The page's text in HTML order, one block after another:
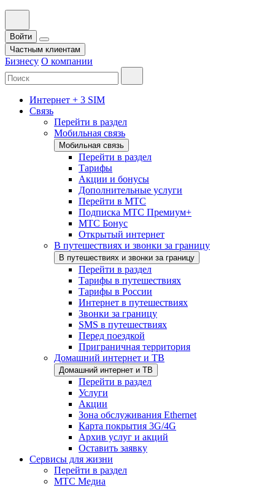
Войти
Частным клиентам
Бизнесу О компании
Интернет + 3 SIM
Связь
Перейти в раздел
Мобильная связь
Мобильная связь
Перейти в раздел
Тарифы
Акции и бонусы
Дополнительные услуги
Перейти в МТС
Подписка МТС Премиум+
МТС Бонус
Открытый интернет
В путешествиях и звонки за границу
В путешествиях и звонки за границу
Перейти в раздел
Тарифы в путешествиях
Тарифы в России
Интернет в путешествиях
Звонки за границу
SMS в путешествиях
Перед поездкой
Приграничная территория
Домашний интернет и ТВ
Домашний интернет и ТВ
Перейти в раздел
Услуги
Акции
Зона обслуживания Ethernet
Карта покрытия 3G/4G
Архив услуг и акций
Оставить заявку
Сервисы для жизни
Перейти в раздел
МТС Медиа